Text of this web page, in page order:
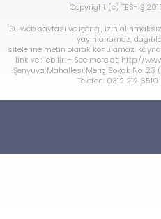
LİNKLER
İLETİŞİM
Copyright (c) TES-İŞ
Bu web sayfası ve içeriği, izin
yayınlanamaz,
sitelerine metin olarak konulamaz.
link verilebilir. - See more at: http://
Şenyuva Mahallesi Meriç Sokak No: 23
Telefon: 0312 212